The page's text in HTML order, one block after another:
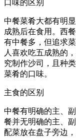
口味的区别
中餐菜肴大都有明
成熟后在食用。西
有中餐多，但追求
人喜欢吃五成熟的
究制作沙司，且种
菜肴的口味。
主食的区别
中餐有明确的主、
餐并无明确的主、
配菜放在盘子旁边，